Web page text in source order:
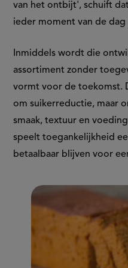
van het ontbijt', schuift
ieder moment van de dag
Inmiddels wordt die
assortiment zonder
vormt voor de toekomst.
om suikerreductie, maar
smaak, textuur en
speelt toegankelijkheid
betaalbaar blijven voor